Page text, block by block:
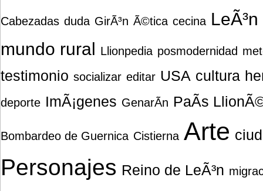
Cabezadas duda GirÃ³n Ã©tica cecina LeÃ³n
mundo rural Llionpedia posmodernidad
testimonio socializar editar USA cultura
deporte ImÃ¡genes GenarÃ­n PaÃ­s
Bombardeo de Guernica Cistierna Arte
Personajes Reino de LeÃ³n